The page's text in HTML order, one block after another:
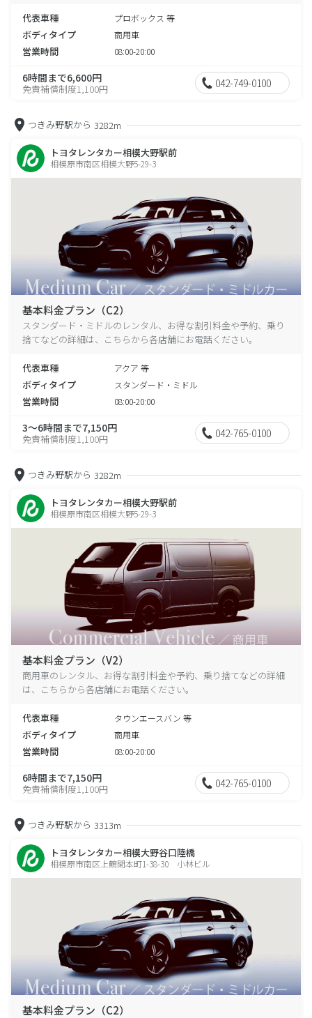
代表車種 プロボックス 等
ボディタイプ 商用車
営業時間 08:00-20:00
6時間まで6,600円
免責補償制度1,100円 042-749-0100
つきみ野駅から 3282m
トヨタレンタカー相模大野駅前
相模原市南区相模大野5-29-3
基本料金プラン（C2）
スタンダード・ミドルのレンタル、お得な割引料金や予約、乗り
捨てなどの詳細は、こちらから各店舗にお電話ください。
代表車種 アクア 等
ボディタイプ スタンダード・ミドル
営業時間 08:00-20:00
3～6時間まで7,150円
免責補償制度1,100円 042-765-0100
つきみ野駅から 3282m
トヨタレンタカー相模大野駅前
相模原市南区相模大野5-29-3
基本料金プラン（V2）
商用車のレンタル、お得な割引料金や予約、乗り捨てなどの詳細
は、こちらから各店舗にお電話ください。
代表車種 タウンエースバン 等
ボディタイプ 商用車
営業時間 08:00-20:00
6時間まで7,150円
免責補償制度1,100円 042-765-0100
つきみ野駅から 3313m
トヨタレンタカー相模大野谷口陸橋
相模原市南区上鶴間本町1-38-30 小林ビル
基本料金プラン（C2）